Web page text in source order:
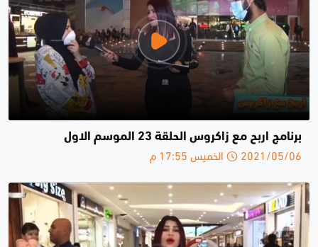
برنامج اربح مع زاكروس الحلقة 23 الموسم الاول
2021/05/06 الخميس 17:55 م